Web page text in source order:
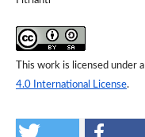
This work is licensed under a
4.0 International License.